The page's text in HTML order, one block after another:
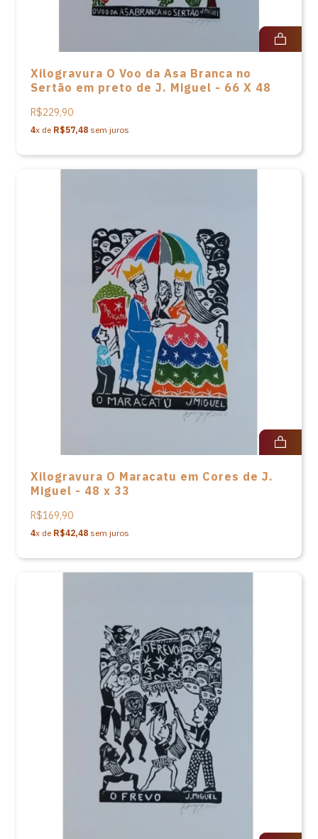
Xilogravura O Voo da Asa Branca no
Sertão em preto de J. Miguel - 66 X 48
R$229,90
4x de R$57,48 sem juros
Xilogravura O Maracatu em Cores de J.
Miguel - 48 x 33
R$169,90
4x de R$42,48 sem juros